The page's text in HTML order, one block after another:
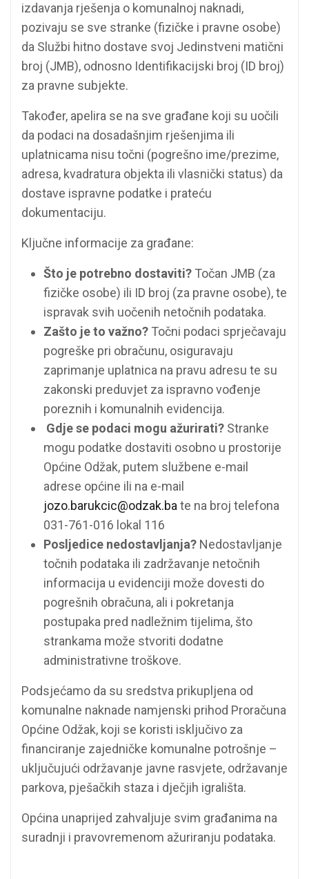
izdavanja rješenja o komunalnoj naknadi,
pozivaju se sve stranke (fizičke i pravne osobe)
da Službi hitno dostave svoj Jedinstveni matični
broj (JMB), odnosno Identifikacijski broj (ID broj)
za pravne subjekte.
Također, apelira se na sve građane koji su uočili
da podaci na dosadašnjim rješenjima ili
uplatnicama nisu točni (pogrešno ime/prezime,
adresa, kvadratura objekta ili vlasnički status) da
dostave ispravne podatke i prateću
dokumentaciju.
Ključne informacije za građane:
Što je potrebno dostaviti? Točan JMB (za
fizičke osobe) ili ID broj (za pravne osobe), te
ispravak svih uočenih netočnih podataka.
Zašto je to važno? Točni podaci sprječavaju
pogreške pri obračunu, osiguravaju
zaprimanje uplatnica na pravu adresu te su
zakonski preduvjet za ispravno vođenje
poreznih i komunalnih evidencija.
Gdje se podaci mogu ažurirati? Stranke
mogu podatke dostaviti osobno u prostorije
Općine Odžak, putem službene e-mail
adrese općine ili na e-mail
jozo.barukcic@odzak.bate na broj telefona
031-761-016 lokal 116
Posljedice nedostavljanja? Nedostavljanje
točnih podataka ili zadržavanje netočnih
informacija u evidenciji može dovesti do
pogrešnih obračuna, ali i pokretanja
postupaka pred nadležnim tijelima, što
strankama može stvoriti dodatne
administrativne troškove.
Podsjećamo da su sredstva prikupljena od
komunalne naknade namjenski prihod Proračuna
Općine Odžak, koji se koristi isključivo za
financiranje zajedničke komunalne potrošnje –
uključujući održavanje javne rasvjete, održavanje
parkova, pješačkih staza i dječjih igrališta.
Općina unaprijed zahvaljuje svim građanima na
suradnji i pravovremenom ažuriranju podataka.